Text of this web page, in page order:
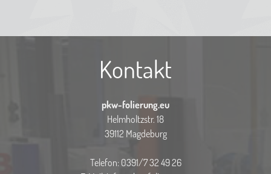
Kontakt
pkw-folierung.eu
Helmholtzstr. 18
39112 Magdeburg
Telefon: 0391/7 32 49 26